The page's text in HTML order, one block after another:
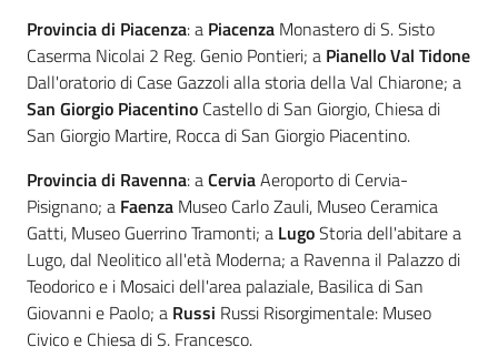
Provincia di Piacenza: a Piacenza Monastero di S. Sisto
Caserma Nicolai 2 Reg. Genio Pontieri; a Pianello Val Tidone
Dall'oratorio di Case Gazzoli alla storia della Val Chiarone; a
San Giorgio Piacentino Castello di San Giorgio, Chiesa di
San Giorgio Martire, Rocca di San Giorgio Piacentino.
Provincia di Ravenna: aCerviaAeroporto di Cervia-
Pisignano; a Faenza Museo Carlo Zauli, Museo Ceramica
Gatti, Museo Guerrino Tramonti; a LugoStoria dell'abitare a
Lugo, dal Neolitico all'età Moderna; a Ravenna il Palazzo di
Teodorico e i Mosaici dell'area palaziale, Basilica di San
Giovanni e Paolo; a Russi Russi Risorgimentale: Museo
Civico e Chiesa di S. Francesco.